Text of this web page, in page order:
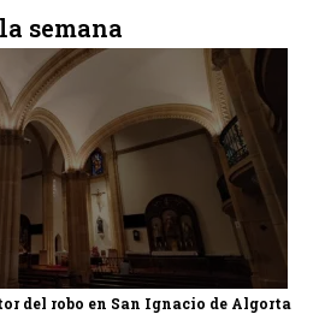
semana
del robo en San Ignacio de Algorta